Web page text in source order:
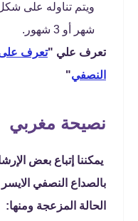
ويتم تناوله على
شهر أو 3 شهور.
تعرف علي "تعرف
النصفي"
نصيحة مغربي
يمكننا إتباع بعض
بالصداع النصفي
الحالة المزعجة ومنها: